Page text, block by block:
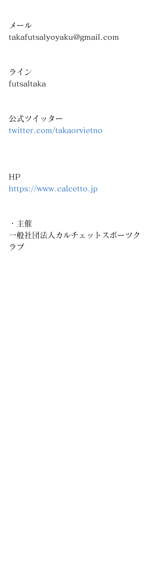
メール
takafutsalyoyaku@gmail.com
ライン
futsaltaka
公式ツイッター
twitter.com/takaorvietno
HP
https://www.calcetto.jp
・主催
一般社団法人カルチェットスポーツク
ラブ